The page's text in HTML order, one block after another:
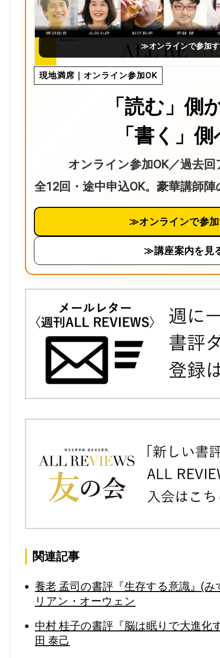
≫オンラインで参加
現地満席｜オンライン参加OK
「読む」側
「書く」
オンライン参加OK／過去
全12回・途中申込OK。豪華講師
≫オンラインで参
≫講座案内を見
関連記事
養老 孟司の書評『生存する意識』(
リアン・オーウェン
中村 桂子の書評『脳は眠りで大進化
田 泰己